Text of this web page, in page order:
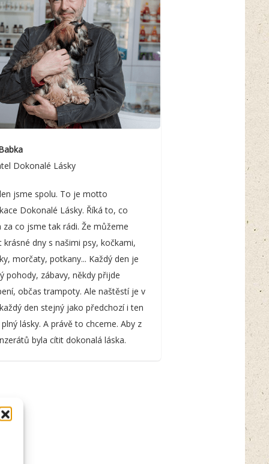
Dokonalé Lásky
jsme spolu. To je motto
Dokonalé Lásky. Říká to, co
za co jsme tak rádi. Že můžeme
krásné dny s našimi psy, kočkami,
morčaty, potkany... Každý den je
pohody, zábavy, někdy přijde
občas trampoty. Ale naštěstí je v
den stejný jako předchozí i ten
plný lásky. A právě to chceme. Aby z
byla cítit dokonalá láska.